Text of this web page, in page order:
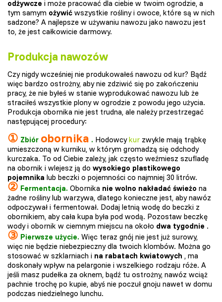
odżywcze i może pracować dla ciebie w twoim ogrodzie, a
tym samym ożywić wszystkie rośliny i owoce, które są w nich
sadzone? A najlepsze w używaniu nawozu jako nawozu jest
to, że jest całkowicie darmowy.
Produkcja nawozów
Czy nigdy wcześniej nie produkowałeś nawozu od kur? Bądź
więc bardzo ostrożny, aby nie zdziwić się po zakończeniu
pracy, że nie byłeś w stanie wyprodukować nawozu lub że
straciłeś wszystkie plony w ogrodzie z powodu jego użycia.
Produkcja obornika nie jest trudna, ale należy przestrzegać
następującej procedury:
① Zbiór obornika . Hodowcykur zwykle mają trąbkę
umieszczoną w kurniku, w którym gromadzą się odchody
kurczaka. To od Ciebie zależy, jak często weźmiesz szufladę
na obornik i wlejesz ją do wysokiego plastikowego
pojemnika lub beczki o pojemności co najmniej 30 litrów.
② Fermentacja. Obornika nie wolno nakładać świeżo na
żadne rośliny lub warzywa, dlatego konieczne jest, aby nawóz
odpoczywał i fermentował. Dodaj letnią wodę do beczki z
obornikiem, aby cała kupa była pod wodą. Pozostaw beczkę
wody i obornik w ciemnym miejscu na około dwa tygodnie .
③ Pierwsze użycie. Więc teraz gnój nie jest już surowy,
więc nie będzie niebezpieczny dla twoich klombów. Można go
stosować w szklarniach i na rabatach kwiatowych , ma
doskonały wpływ na pelargonie i wszelkiego rodzaju róże. A
jeśli masz pudełka za oknem, bądź tu ostrożny, nawóz wciąż
pachnie trochę po kupie, abyś nie poczuł gnoju nawet w domu
podczas niedzielnego lunchu.